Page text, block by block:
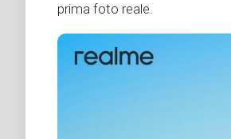
prima foto reale.